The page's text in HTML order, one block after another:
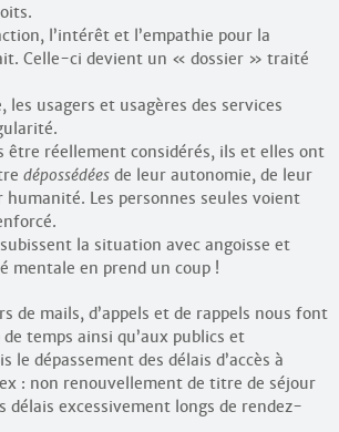
l’intérêt et l’empathie pour la
Celle-ci devient un « dossier » traité
les usagers et usagères des services
être réellement considérés, ils et elles ont
dépossédéesde leur autonomie, de leur
Les personnes seules voient
la situation avec angoisse et
mentale en prend un coup !
de mails, d’appels et de rappels nous font
temps ainsi qu’aux publics et
le dépassement des délais d’accès à
: non renouvellement de titre de séjour
délais excessivement longs de rendez-